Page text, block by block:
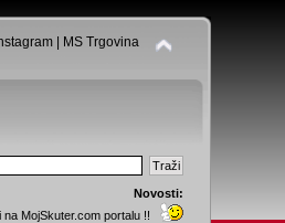
| MS Trgovina
Novosti:
na MojSkuter.com portalu !!